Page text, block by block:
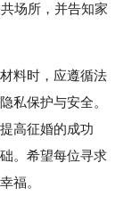
场所，并告知家
料时，应遵循法
私保护与安全。
高征婚的成功
。希望每位寻求
福。